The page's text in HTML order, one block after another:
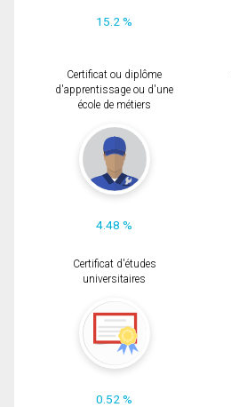
15.2 %
Certificat ou diplôme
d'apprentissage ou d'une
école de métiers
4.48 %
Certificat d'études
universitaires
0.52 %